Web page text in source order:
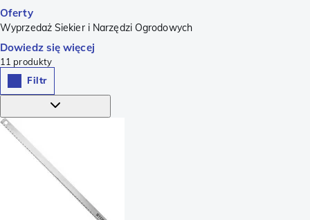
Oferty
Wyprzedaż Siekier i Narzędzi Ogrodowych
Dowiedz się więcej
11 produkty
Filtr